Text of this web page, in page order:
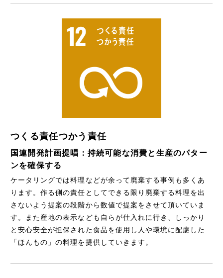
つくる責任つかう責任
国連開発計画提唱：持続可能な消費と生産のパター
ンを確保する
ケータリングでは料理などが余って廃棄する事例も多くあ
ります。作る側の責任としてできる限り廃棄する料理を出
さないよう提案の段階から数値で提案をさせて頂いていま
す。また産地の表示なども自らが仕入れに行き、しっかり
と安心安全が担保された食品を使用し人や環境に配慮した
「ほんもの」の料理を提供していきます。